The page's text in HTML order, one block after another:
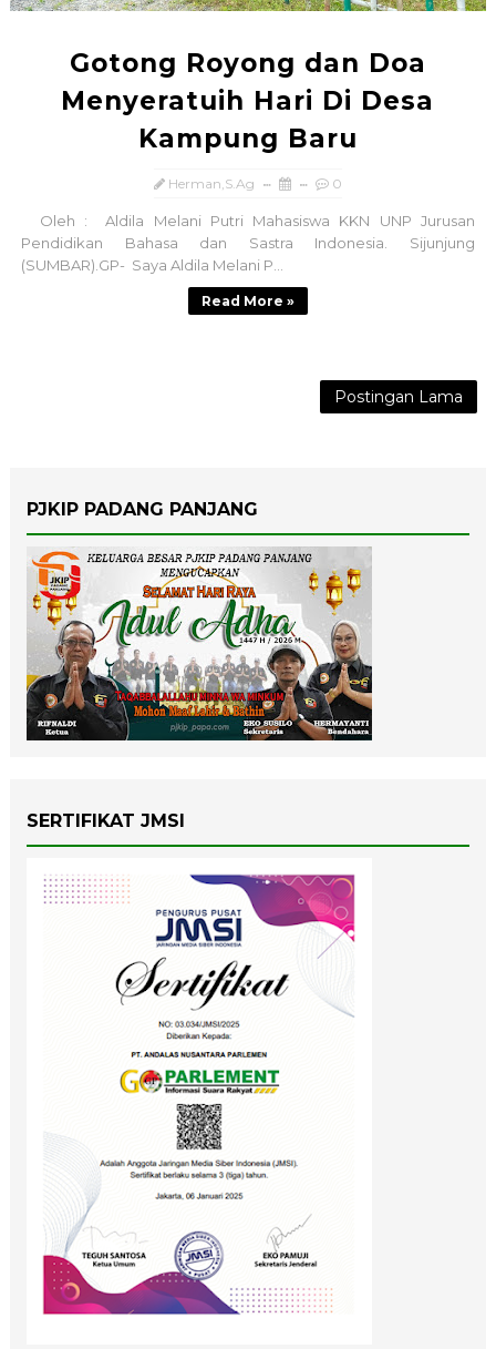
Gotong Royong dan Doa
Menyeratuih Hari Di Desa
Kampung Baru
Herman,S.Ag 0
Oleh : Aldila Melani Putri Mahasiswa KKN UNP Jurusan
Pendidikan Bahasa dan Sastra Indonesia. Sijunjung
(SUMBAR).GP- Saya Aldila Melani P...
Read More »
Postingan Lama
PJKIP PADANG PANJANG
SERTIFIKAT JMSI